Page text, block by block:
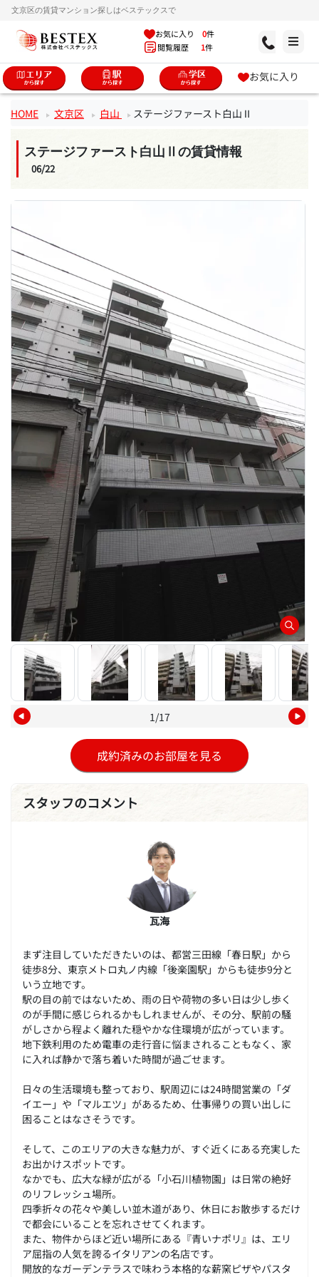
文京区の賃貸マンション探しはベステックスで
お気に入り 0件
閲覧履歴 1件
お気に入り
HOME 文京区 白山 ステージファースト白山Ⅱ
ステージファースト白山Ⅱの賃貸情報
06/22
1/17
成約済みのお部屋を見る
スタッフのコメント
瓦海
まず注目していただきたいのは、都営三田線「春日駅」から
徒歩8分、東京メトロ丸ノ内線「後楽園駅」からも徒歩9分と
いう立地です。
駅の目の前ではないため、雨の日や荷物の多い日は少し歩く
のが手間に感じられるかもしれませんが、その分、駅前の騒
がしさから程よく離れた穏やかな住環境が広がっています。
地下鉄利用のため電車の走行音に悩まされることもなく、家
に入れば静かで落ち着いた時間が過ごせます。
日々の生活環境も整っており、駅周辺には24時間営業の「ダ
イエー」や「マルエツ」があるため、仕事帰りの買い出しに
困ることはなさそうです。
そして、このエリアの大きな魅力が、すぐ近くにある充実した
お出かけスポットです。
なかでも、広大な緑が広がる「小石川植物園」は日常の絶好
のリフレッシュ場所。
四季折々の花々や美しい並木道があり、休日にお散歩するだけ
で都会にいることを忘れさせてくれます。
また、物件からほど近い場所にある『青いナポリ』は、エリ
ア屈指の人気を誇るイタリアンの名店です。
開放的なガーデンテラスで味わう本格的な薪窯ピザやパスタ